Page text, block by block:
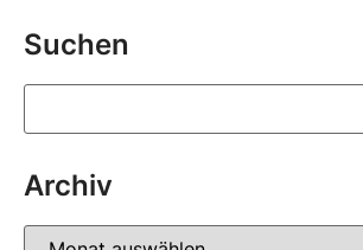
Suchen
Archiv